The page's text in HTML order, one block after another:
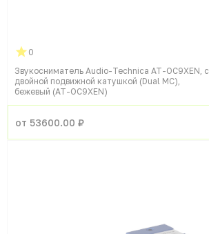
0
Звукосниматель Audio-Technica AT-OC9XEN, с
двойной подвижной катушкой (Dual MC),
бежевый (AT-OC9XEN)
от 53600.00 ₽